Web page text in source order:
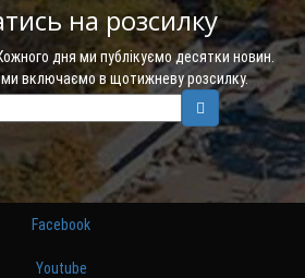
на розсилку
дня ми публікуємо десятки новин.
ми включаємо в щотижневу розсилку.
Facebook
Youtube